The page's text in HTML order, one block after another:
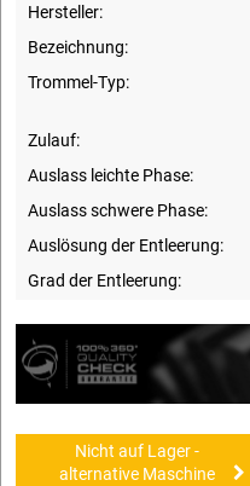
Hersteller:
Bezeichnung:
Trommel-Typ:
Zulauf:
Auslass leichte Phase:
Auslass schwere Phase:
Auslösung der Entleerung:
Grad der Entleerung:
Nicht auf Lager -
alternative Maschine